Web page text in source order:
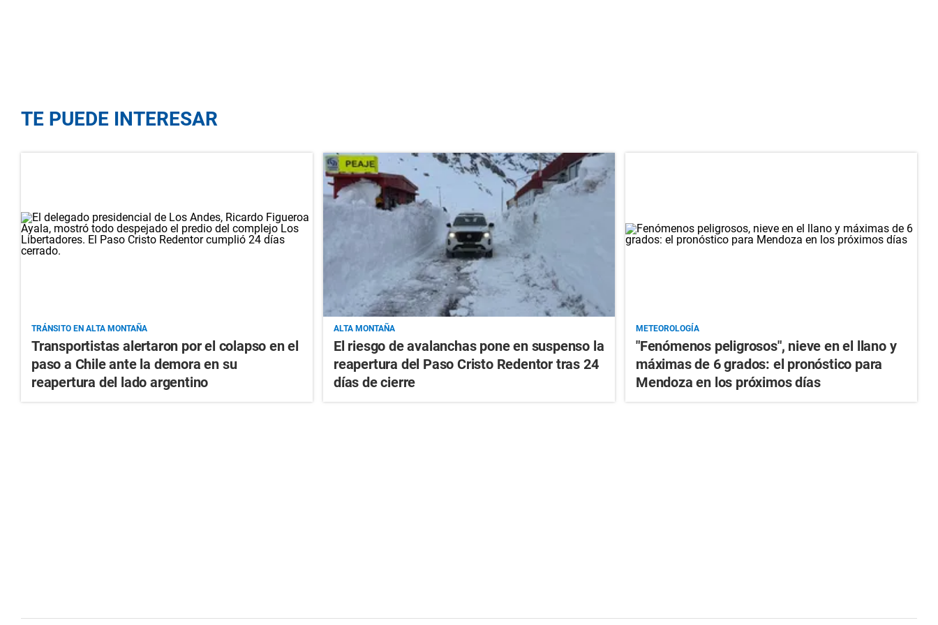
TE PUEDE INTERESAR
TRÁNSITO EN ALTA MONTAÑA
Transportistas alertaron por el colapso en el
paso a Chile ante la demora en su
reapertura del lado argentino
ALTA MONTAÑA
El riesgo de avalanchas pone en suspenso la
reapertura del Paso Cristo Redentor tras 24
días de cierre
METEOROLOGÍA
"Fenómenos peligrosos", nieve en el llano y
máximas de 6 grados: el pronóstico para
Mendoza en los próximos días